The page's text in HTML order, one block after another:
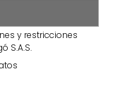
y restricciones
S.A.S.